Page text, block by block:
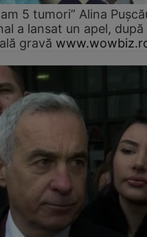
5 tumori” Alina
a lansat un apel, după
gravă